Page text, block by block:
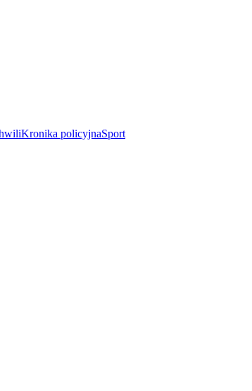
Kronika policyjnaSport